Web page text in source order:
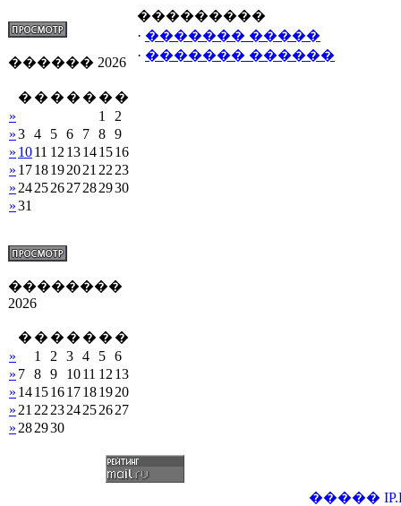
������ 2026
� � � � � � �
»
1
2
»3 4 5 6 7 8 9
» 1011 12 13141516
» 1718192021 22 23
» 24252627282930
»31
��������
2026
� � � � � � �
»
1 2 3 4 5 6
» 7 8 9 1011 12 13
» 14151617181920
» 21 22 2324252627
» 282930
���������
· ������� �����
· ������� ������
�����